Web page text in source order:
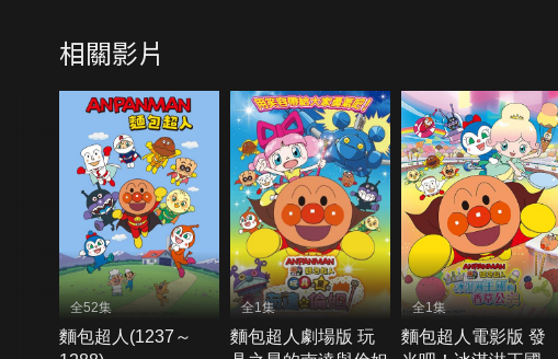
相關影片
全52集
麵包超人(1237～
全1集
麵包超人劇場版 玩
全1集
麵包超人電影版 發